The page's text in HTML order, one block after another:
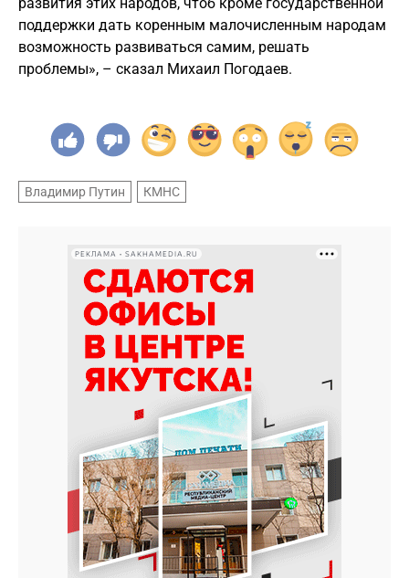
поддержки дать коренным малочисленным народам
возможность развиваться самим, решать
проблемы», – сказал Михаил Погодаев.
Владимир Путин КМНС
РЕКЛАМА • SAKHAMEDIA.RU